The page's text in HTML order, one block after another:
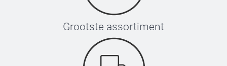
Grootste assortiment